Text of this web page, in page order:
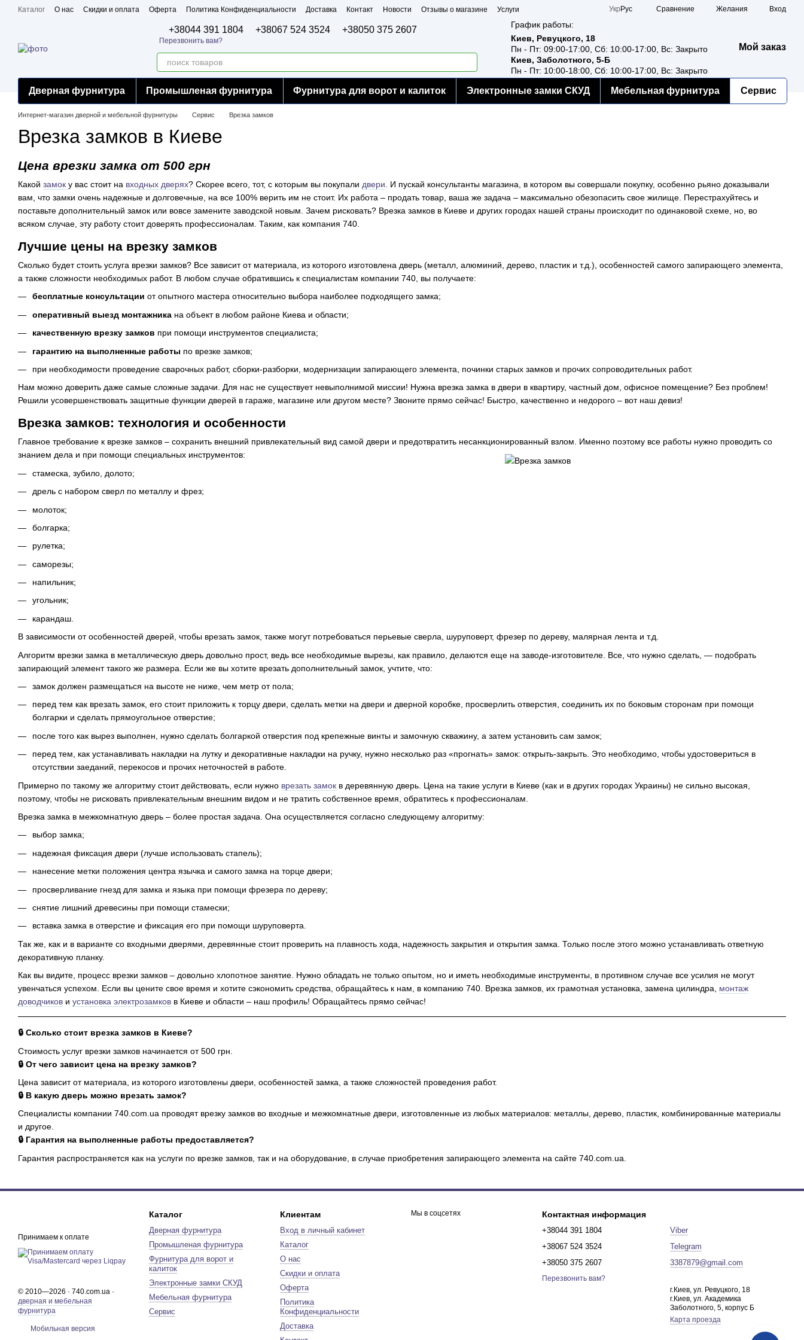
Перейти к основному контенту
Каталог О нас Скидки и оплата Оферта Политика Конфиденциальности Доставка Контакт Новости Отзывы о магазине
Услуги
Укр Рус Сравнение Желания Вход
+38044 391 1804 +38067 524 3524 +38050 375 2607
Перезвонить вам?
График работы:
Киев, Ревуцкого, 18
Пн - Пт: 09:00-17:00, Сб: 10:00-17:00, Вс: Закрыто
Киев, Заболотного, 5-Б
Пн - Пт: 10:00-18:00, Сб: 10:00-17:00, Вс: Закрыто
Мой заказ
Дверная фурнитура Промышленая фурнитура Фурнитура для ворот и калиток Электронные замки СКУД Мебельная фурнитура Сервис
Интернет-магазин дверной и мебельной фурнитуры Сервис Врезка замков
Врезка замков в Киеве
Цена врезки замка от 500 грн
Какой замок у вас стоит на входных дверях? Скорее всего, тот, с которым вы покупали двери . И пускай консультанты магазина, в котором вы совершали покупку, особенно рьяно доказывали
вам, что замки очень надежные и долговечные, на все 100% верить им не стоит. Их работа – продать товар, ваша же задача – максимально обезопасить свое жилище. Перестрахуйтесь и
поставьте дополнительный замок или вовсе замените заводской новым. Зачем рисковать? Врезка замков в Киеве и других городах нашей страны происходит по одинаковой схеме, но, во
всяком случае, эту работу стоит доверять профессионалам. Таким, как компания 740.
Лучшие цены на врезку замков
Сколько будет стоить услуга врезки замков? Все зависит от материала, из которого изготовлена дверь (металл, алюминий, дерево, пластик и т.д.), особенностей самого запирающего элемента,
а также сложности необходимых работ. В любом случае обратившись к специалистам компании 740, вы получаете:
бесплатные консультации от опытного мастера относительно выбора наиболее подходящего замка;
оперативный выезд монтажника на объект в любом районе Киева и области;
качественную врезку замков при помощи инструментов специалиста;
гарантию на выполненные работы по врезке замков;
при необходимости проведение сварочных работ, сборки-разборки, модернизации запирающего элемента, починки старых замков и прочих сопроводительных работ.
Нам можно доверить даже самые сложные задачи. Для нас не существует невыполнимой миссии! Нужна врезка замка в двери в квартиру, частный дом, офисное помещение? Без проблем!
Решили усовершенствовать защитные функции дверей в гараже, магазине или другом месте? Звоните прямо сейчас! Быстро, качественно и недорого – вот наш девиз!
Врезка замков: технология и особенности
Главное требование к врезке замков – сохранить внешний привлекательный вид самой двери и предотвратить несанкционированный взлом. Именно поэтому все работы нужно проводить со
знанием дела и при помощи специальных инструментов:
стамеска, зубило, долото;
дрель с набором сверл по металлу и фрез;
молоток;
болгарка;
рулетка;
саморезы;
напильник;
угольник;
карандаш.
В зависимости от особенностей дверей, чтобы врезать замок, также могут потребоваться перьевые сверла, шуруповерт, фрезер по дереву, малярная лента и т.д.
Алгоритм врезки замка в металлическую дверь довольно прост, ведь все необходимые вырезы, как правило, делаются еще на заводе-изготовителе. Все, что нужно сделать, — подобрать
запирающий элемент такого же размера. Если же вы хотите врезать дополнительный замок, учтите, что:
замок должен размещаться на высоте не ниже, чем метр от пола;
перед тем как врезать замок, его стоит приложить к торцу двери, сделать метки на двери и дверной коробке, просверлить отверстия, соединить их по боковым сторонам при помощи
болгарки и сделать прямоугольное отверстие;
после того как вырез выполнен, нужно сделать болгаркой отверстия под крепежные винты и замочную скважину, а затем установить сам замок;
перед тем, как устанавливать накладки на лутку и декоративные накладки на ручку, нужно несколько раз «прогнать» замок: открыть-закрыть. Это необходимо, чтобы удостовериться в
отсутствии заеданий, перекосов и прочих неточностей в работе.
Примерно по такому же алгоритму стоит действовать, если нужно врезать замок в деревянную дверь. Цена на такие услуги в Киеве (как и в других городах Украины) не сильно высокая,
поэтому, чтобы не рисковать привлекательным внешним видом и не тратить собственное время, обратитесь к профессионалам.
Врезка замка в межкомнатную дверь – более простая задача. Она осуществляется согласно следующему алгоритму:
выбор замка;
надежная фиксация двери (лучше использовать стапель);
нанесение метки положения центра язычка и самого замка на торце двери;
просверливание гнезд для замка и языка при помощи фрезера по дереву;
снятие лишний древесины при помощи стамески;
вставка замка в отверстие и фиксация его при помощи шуруповерта.
Так же, как и в варианте со входными дверями, деревянные стоит проверить на плавность хода, надежность закрытия и открытия замка. Только после этого можно устанавливать ответную
декоративную планку.
Как вы видите, процесс врезки замков – довольно хлопотное занятие. Нужно обладать не только опытом, но и иметь необходимые инструменты, в противном случае все усилия не могут
увенчаться успехом. Если вы цените свое время и хотите сэкономить средства, обращайтесь к нам, в компанию 740. Врезка замков, их грамотная установка, замена цилиндра, монтаж
доводчиков и установка электрозамков в Киеве и области – наш профиль! Обращайтесь прямо сейчас!
🔒 Сколько стоит врезка замков в Киеве?
Стоимость услуг врезки замков начинается от 500 грн.
🔒 От чего зависит цена на врезку замков?
Цена зависит от материала, из которого изготовлены двери, особенностей замка, а также сложностей проведения работ.
🔒 В какую дверь можно врезать замок?
Специалисты компании 740.com.ua проводят врезку замков во входные и межкомнатные двери, изготовленные из любых материалов: металлы, дерево, пластик, комбинированные материалы
и другое.
🔒 Гарантия на выполненные работы предоставляется?
Гарантия распространяется как на услуги по врезке замков, так и на оборудование, в случае приобретения запирающего элемента на сайте 740.com.ua.
Принимаем к оплате
© 2010—2026 · 740.com.ua ·
дверная и мебельная
фурнитура
Мобильная версия
Каталог
Дверная фурнитура
Промышленая фурнитура
Фурнитура для ворот и
калиток
Электронные замки СКУД
Мебельная фурнитура
Сервис
Клиентам
Вход в личный кабинет
Каталог
О нас
Скидки и оплата
Оферта
Политика
Конфиденциальности
Доставка
Мы в соцсетях Контактная информация
+38044 391 1804
+38067 524 3524
+38050 375 2607
Перезвонить вам?
Viber
Telegram
3387879@gmail.com
г.Киев, ул. Ревуцкого, 18
г.Киев, ул. Академика
Заболотного, 5, корпус Б
Карта проезда